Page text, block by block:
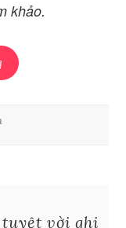
khảo.
tuyệt vời ghi